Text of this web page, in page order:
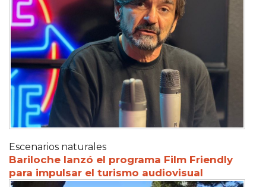
Escenarios naturales
Bariloche lanzó el programa Film Friendly
para impulsar el turismo audiovisual